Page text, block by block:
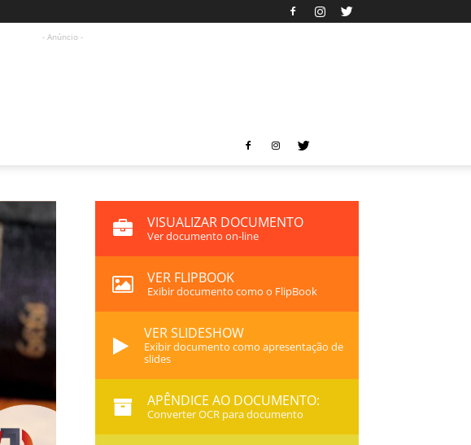
- Anúncio -
VISUALIZAR DOCUMENTO
Ver documento on-line
VER FLIPBOOK
Exibir documento como o FlipBook
VER SLIDESHOW
Exibir documento como apresentação de
slides
APÊNDICE AO DOCUMENTO:
Converter OCR para documento